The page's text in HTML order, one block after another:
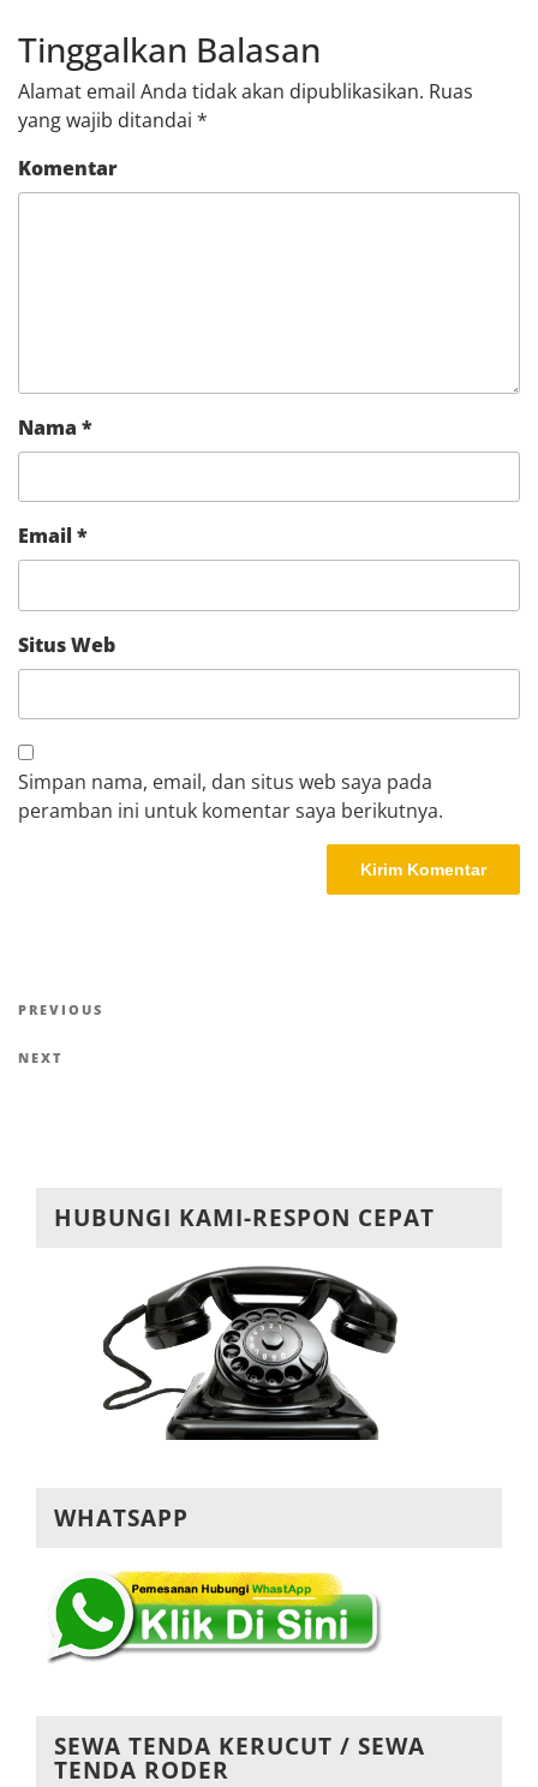
Tinggalkan Balasan
Alamat email Anda tidak akan dipublikasikan. Ruas
yang wajib ditandai *
Komentar
Nama *
Email *
Situs Web
Simpan nama, email, dan situs web saya pada
peramban ini untuk komentar saya berikutnya.
Navigasi
pos
Previous
PREVIOUS
Next
NEXT
HUBUNGI KAMI-RESPON CEPAT
WHATSAPP
SEWA TENDA KERUCUT / SEWA
TENDA RODER